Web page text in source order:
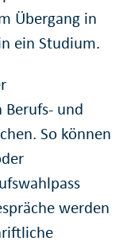
Übergang in
ein Studium.
und
So können
werden